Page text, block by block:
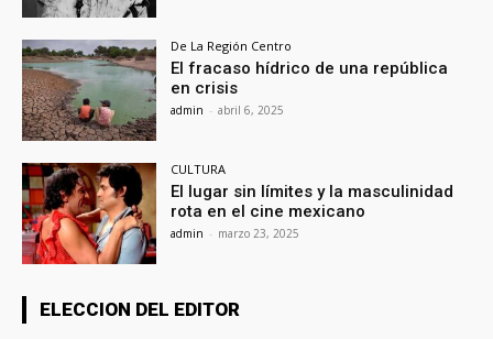
De La Región Centro
El fracaso hídrico de una república
en crisis
admin - abril 6, 2025
CULTURA
El lugar sin límites y la masculinidad
rota en el cine mexicano
admin - marzo 23, 2025
ELECCION DEL EDITOR